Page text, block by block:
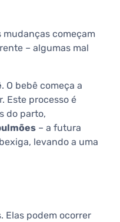
começam
– algumas mal
. O bebê começa a
Este processo é
do parto,
– a futura
levando a uma
Elas podem ocorrer